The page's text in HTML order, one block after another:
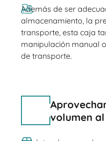
Además de ser
almacenamiento, la
transporte, esta caja
manipulación manual
de transporte.
volumen al